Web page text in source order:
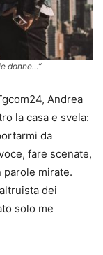
donne…”
Andrea
la casa e svela:
da
fare scenate,
parole mirate.
dei
solo me